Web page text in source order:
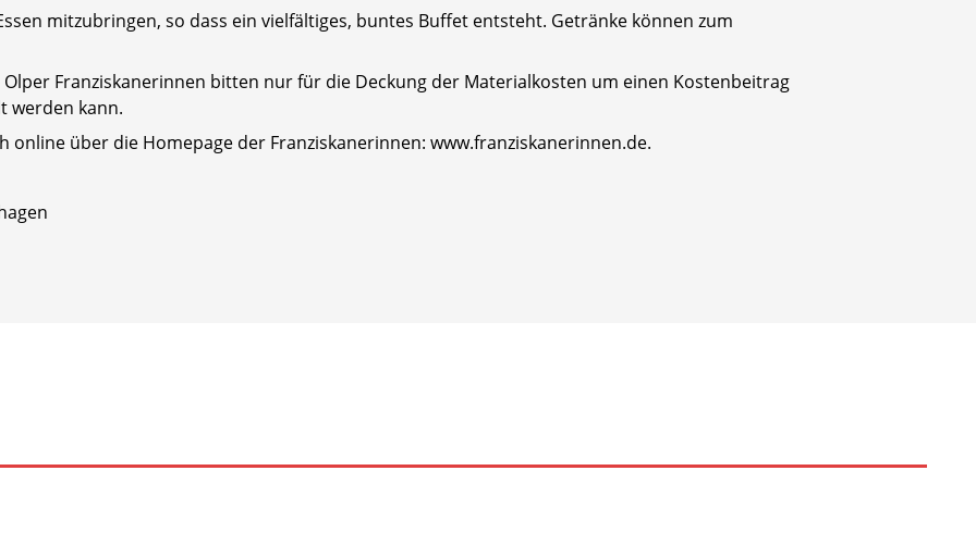
mitzubringen, so dass ein vielfältiges, buntes Buffet entsteht. Getränke können zum
Franziskanerinnen bitten nur für die Deckung der Materialkosten um einen Kostenbeitrag
werden kann.
online über die Homepage der Franziskanerinnen: www.franziskanerinnen.de.